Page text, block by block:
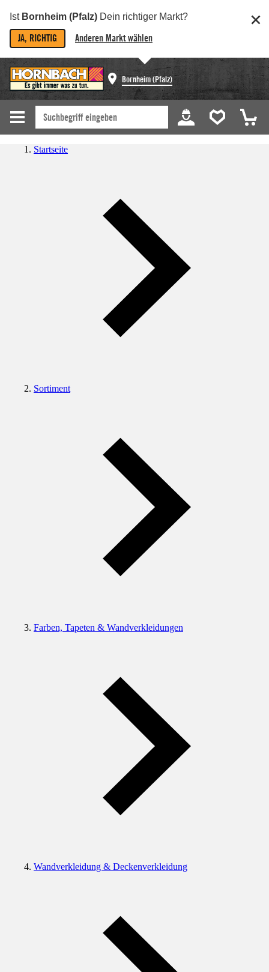
Ist Bornheim (Pfalz) Dein richtiger Markt?
JA, RICHTIG Anderen Markt wählen
Bornheim (Pfalz)
Startseite
Sortiment
Farben, Tapeten & Wandverkleidungen
Wandverkleidung & Deckenverkleidung